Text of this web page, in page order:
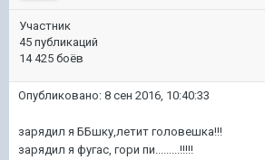
Участник
45 публикаций
14 425 боёв
Опубликовано: 8 сен 2016, 10:40:33
зарядил я ББшку,летит головешка!!!
зарядил я фугас, гори пи.........!!!!!